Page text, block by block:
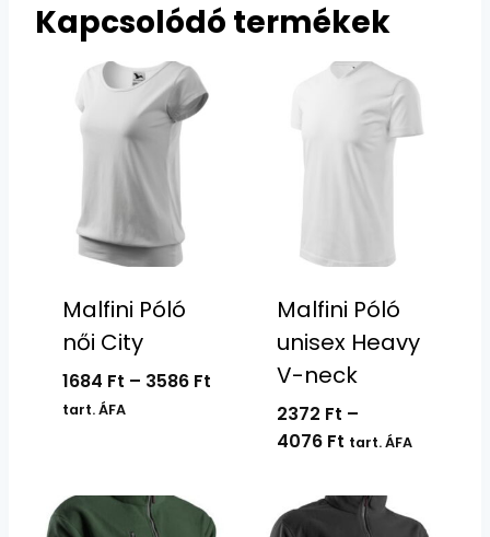
Kapcsolódó termékek
Malfini Póló
női City
1684 Ft – 3586 FtÁrtartomány:
tart. ÁFA
Malfini Póló
unisex Heavy
V-neck
2372 Ft –
4076 FtÁrtartomány:
-
4076 Ft
tart. ÁFA